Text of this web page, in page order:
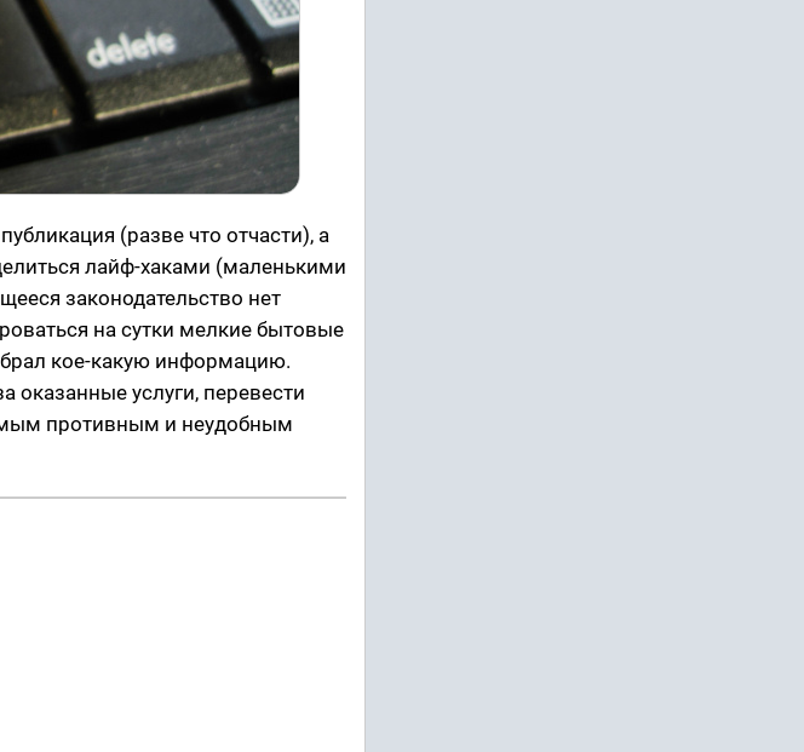
(разве что отчасти), а
лайф-хаками (маленькими
законодательство нет
на сутки мелкие бытовые
кое-какую информацию.
оказанные услуги, перевести
противным и неудобным